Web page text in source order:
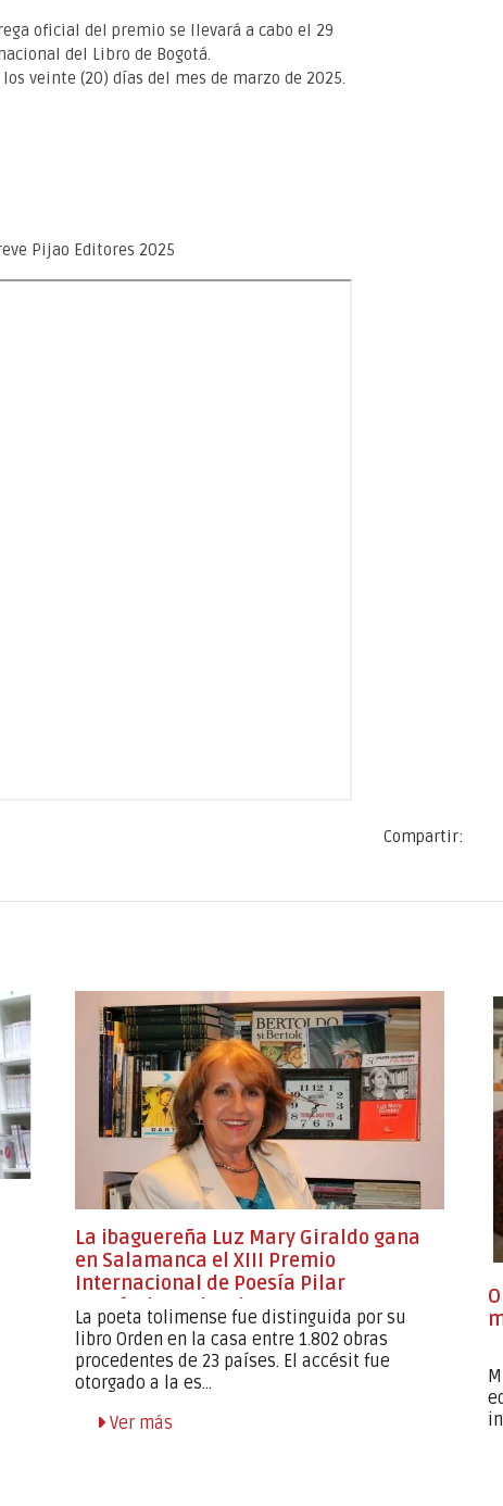
oficial del premio se llevará a cabo el 29
del Libro de Bogotá.
veinte (20) días del mes de marzo de 2025.
Pijao Editores 2025
Compartir:
La ibaguereña Luz Mary Giraldo gana
en Salamanca el XIII Premio
Internacional de Poesía Pilar
Fernández Labrador
La poeta tolimense fue distinguida por su
libro Orden en la casa entre 1.802 obras
procedentes de 23 países. El accésit fue
otorgado a la es...
Ver más